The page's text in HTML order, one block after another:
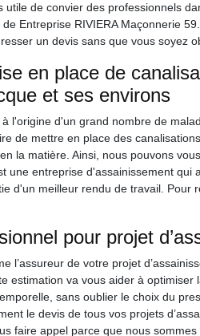
utile de convier des professionnels
Entreprise RIVIERA Maçonnerie
un devis sans que vous soyez
en place de
et ses environs
l'origine d'un grand nombre de
de mettre en place des
la matière. Ainsi, nous pouvons
une entreprise d'assainissement qui
d'un meilleur rendu de travail. Pour
pour projet
l’assureur de votre projet
estimation va vous aider à
sans oublier le choix du
le devis de tous vos projets
faire appel parce que nous